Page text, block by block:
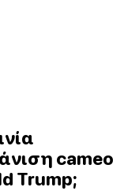
cameo
Trump;